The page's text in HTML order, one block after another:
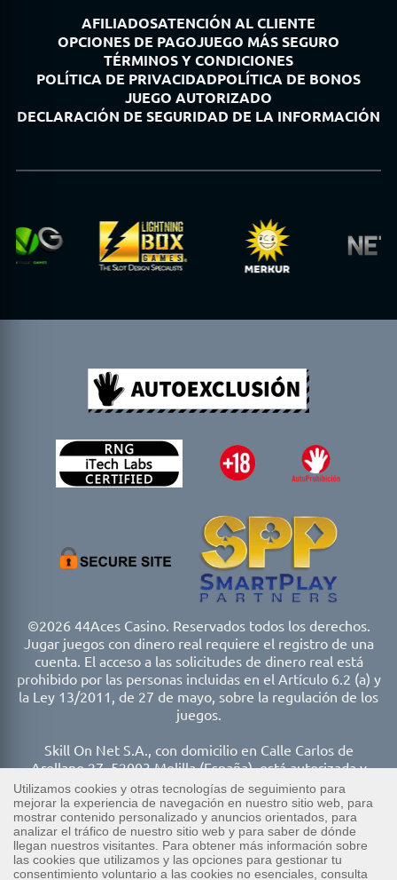
AFILIADOSATENCIÓN AL CLIENTE
OPCIONES DE PAGOJUEGO MÁS SEGURO
TÉRMINOS Y CONDICIONES
POLÍTICA DE PRIVACIDADPOLÍTICA DE BONOS
JUEGO AUTORIZADO
DECLARACIÓN DE SEGURIDAD DE LA INFORMACIÓN
©2026 44Aces Casino. Reservados todos los derechos.
Jugar juegos con dinero real requiere el registro de una
cuenta. El acceso a las solicitudes de dinero real está
prohibido por las personas incluidas en el Artículo 6.2 (a) y
la Ley 13/2011, de 27 de mayo, sobre la regulación de los
juegos.
Skill On Net S.A., con domicilio en Calle Carlos de
Arellano 27, 52003 Melilla (España), está autorizada y
regulada por la Dirección General de Ordenación del
Juego (DGOJ). La DGOJ ha concedido a Skill On Net S.A.
la licencia general de OTROS JUEGOS No/Ref:
LGEN/00083, así como las licencias singulares de RULETA
No/Ref: PROLI/00283, BLACKJACK No/Ref: PROLI/00282
y MÁQUINAS DE AZAR No/Ref: PROLI/00237. Para más